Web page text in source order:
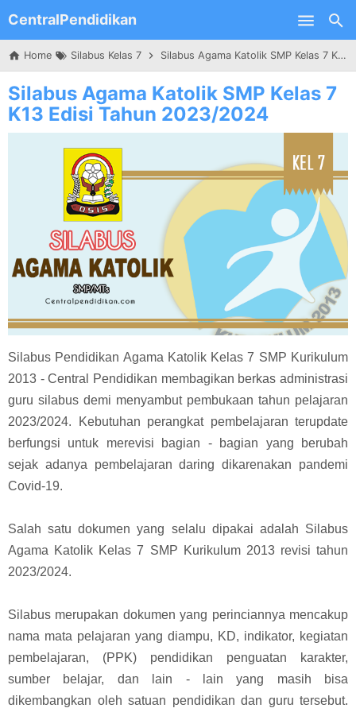
Skip to main content
CentralPendidikan
Home Silabus Kelas 7 Silabus Agama Katolik SMP Kelas 7 K13 Edisi Tahun 2023/2024
Silabus Agama Katolik SMP Kelas 7
K13 Edisi Tahun 2023/2024
Silabus Pendidikan Agama Katolik Kelas 7 SMP Kurikulum
2013 - Central Pendidikan membagikan berkas administrasi
guru silabus demi menyambut pembukaan tahun pelajaran
2023/2024. Kebutuhan perangkat pembelajaran terupdate
berfungsi untuk merevisi bagian - bagian yang berubah
sejak adanya pembelajaran daring dikarenakan pandemi
Covid-19.
Salah satu dokumen yang selalu dipakai adalah Silabus
Agama Katolik Kelas 7 SMP Kurikulum 2013 revisi tahun
2023/2024.
Silabus merupakan dokumen yang perinciannya mencakup
nama mata pelajaran yang diampu, KD, indikator, kegiatan
pembelajaran, (PPK) pendidikan penguatan karakter,
sumber belajar, dan lain - lain yang masih bisa
dikembangkan oleh satuan pendidikan dan guru tersebut.